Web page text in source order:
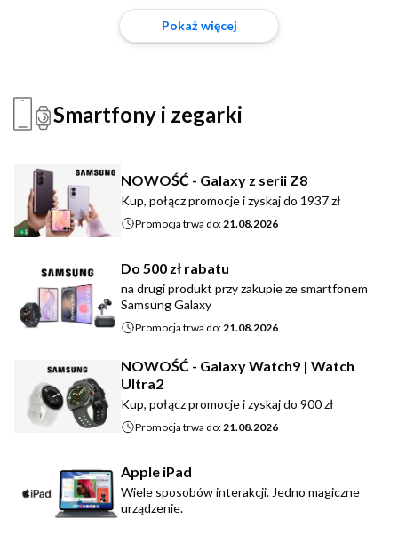
Pokaż więcej
Smartfony i zegarki
NOWOŚĆ - Galaxy z serii Z8
Kup, połącz promocje i zyskaj do 1937 zł
Promocja trwa do: 21.08.2026
Do 500 zł rabatu
na drugi produkt przy zakupie ze smartfonem
Samsung Galaxy
Promocja trwa do:21.08.2026
NOWOŚĆ - Galaxy Watch9 | Watch
Ultra2
Kup, połącz promocje i zyskaj do 900 zł
Promocja trwa do:21.08.2026
Apple iPad
Wiele sposobów interakcji. Jedno magiczne
urządzenie.